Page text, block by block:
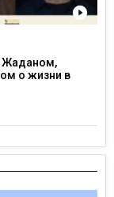
Жаданом,
о жизни в